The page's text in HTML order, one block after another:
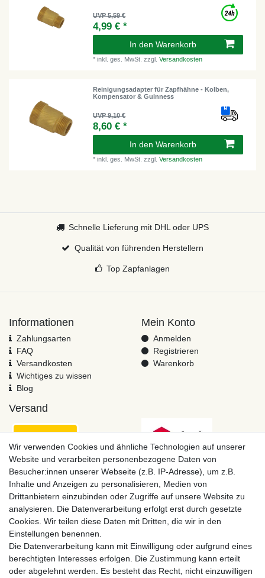
UVP 5,59 €
4,99 € *
In den Warenkorb
*inkl. ges. MwSt. zzgl.Versandkosten
Reinigungsadapter für Zapfhähne - Kolben,
Kompensator & Guinness
UVP 9,10 €
8,60 € *
In den Warenkorb
*inkl. ges. MwSt. zzgl.Versandkosten
Schnelle Lieferung mit DHL oder UPS
Qualität von führenden Herstellern
Top Zapfanlagen
Informationen
Zahlungsarten
FAQ
Versandkosten
Wichtiges zu wissen
Blog
Mein Konto
Anmelden
Registrieren
Warenkorb
Versand
Zahlungsmöglichkeiten
Wir verwenden Cookies und ähnliche Technologien auf unserer
Website und verarbeiten personenbezogene Daten von
Besucher:innen unserer Webseite (z.B. IP-Adresse), um z.B.
Inhalte und Anzeigen zu personalisieren, Medien von
Drittanbietern einzubinden oder Zugriffe auf unsere Website zu
analysieren. Die Datenverarbeitung erfolgt erst durch gesetzte
Cookies. Wir teilen diese Daten mit Dritten, die wir in den
Einstellungen benennen.
Die Datenverarbeitung kann mit Einwilligung oder aufgrund eines
berechtigten Interesses erfolgen. Die Zustimmung kann erteilt
oder abgelehnt werden. Es besteht das Recht, nicht einzuwilligen